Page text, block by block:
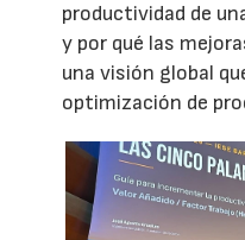
productividad de
y por qué las
una visión global
optimización de